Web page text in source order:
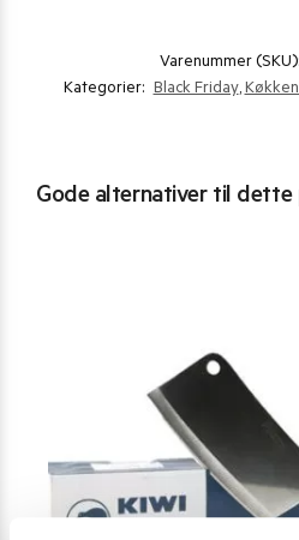
Varenummer (SKU):
Kategorier: Black Friday,
Gode alternativer til